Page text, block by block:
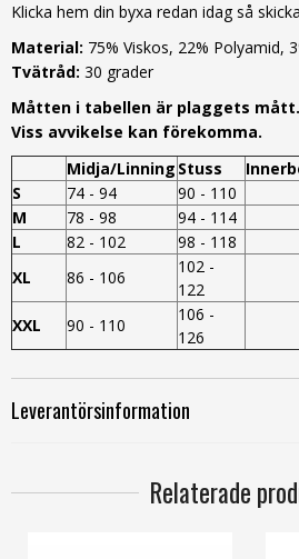
Klicka hem din byxa redan idag så
Material: 75% Viskos, 22% Polyamid,
Tvätråd: 30 grader
Måtten i tabellen är plaggets mått.
Viss avvikelse kan förekomma.
Midja/Linning Stuss
S
74 - 94
90 - 110
M
78 - 98
94 - 114
L
82 - 102
98 - 118
XL
86 - 106
102 -
122
XXL
90 - 110
106 -
126
Leverantörsinformation
Relaterade